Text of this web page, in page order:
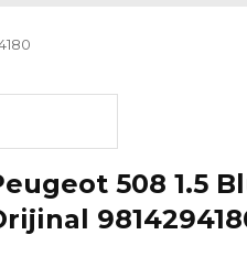
508 1.5